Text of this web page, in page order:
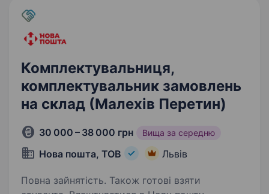
логістичний…
Комплектувальниця,
комплектувальник замовлень
на склад (Малехів Перетин)
30 000 – 38 000 грн Вища за середню
Нова пошта, ТОВ Львів
Повна зайнятість. Також готові взяти